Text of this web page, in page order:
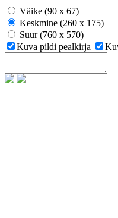
Väike (90 x 67)
Keskmine (260 x 175)
Suur (760 x 570)
Kuva pildi pealkirja